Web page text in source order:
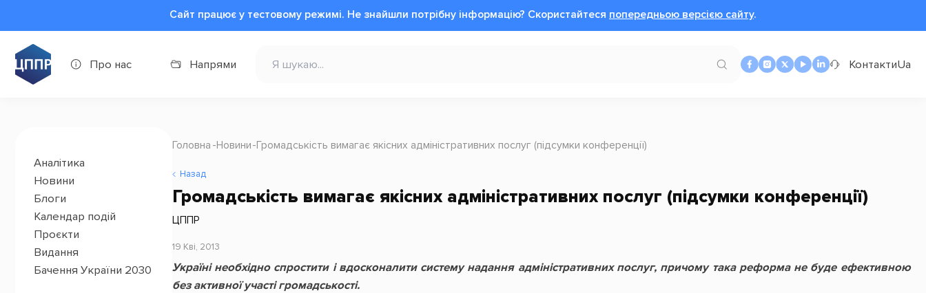
Сайт працює у тестовому режимі. Не знайшли потрібну інформацію? Cкористайтеся попередньою версією сайту.
Про нас Напрями КонтактиUa
Аналітика
Новини
Блоги
Календар подій
Проєкти
Видання
Бачення України 2030
Головна Новини Громадськість вимагає якісних адміністративних послуг (підсумки конференції)
Назад
Громадськість вимагає якісних адміністративних послуг (підсумки конференції)
ЦППР
19 Кві, 2013
Україні необхідно спростити і вдосконалити систему надання адміністративних послуг, причому така реформа не буде ефективною
без активної участі громадськості.